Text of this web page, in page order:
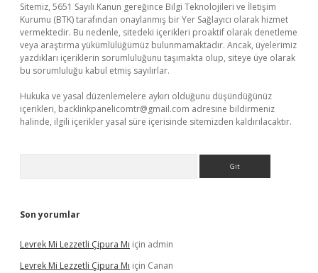
Sitemiz, 5651 Sayılı Kanun gereğince Bilgi Teknolojileri ve İletişim
Kurumu (BTK) tarafından onaylanmış bir Yer Sağlayıcı olarak hizmet
vermektedir. Bu nedenle, sitedeki içerikleri proaktif olarak denetleme
veya araştırma yükümlülüğümüz bulunmamaktadır. Ancak, üyelerimiz
yazdıkları içeriklerin sorumluluğunu taşımakta olup, siteye üye olarak
bu sorumluluğu kabul etmiş sayılırlar.
Hukuka ve yasal düzenlemelere aykırı olduğunu düşündüğünüz
içerikleri, backlinkpanelicomtr@gmail.com adresine bildirmeniz
halinde, ilgili içerikler yasal süre içerisinde sitemizden kaldırılacaktır.
Son yorumlar
Levrek Mi Lezzetli Çipura Mı için admin
Levrek Mi Lezzetli Çipura Mı için Canan